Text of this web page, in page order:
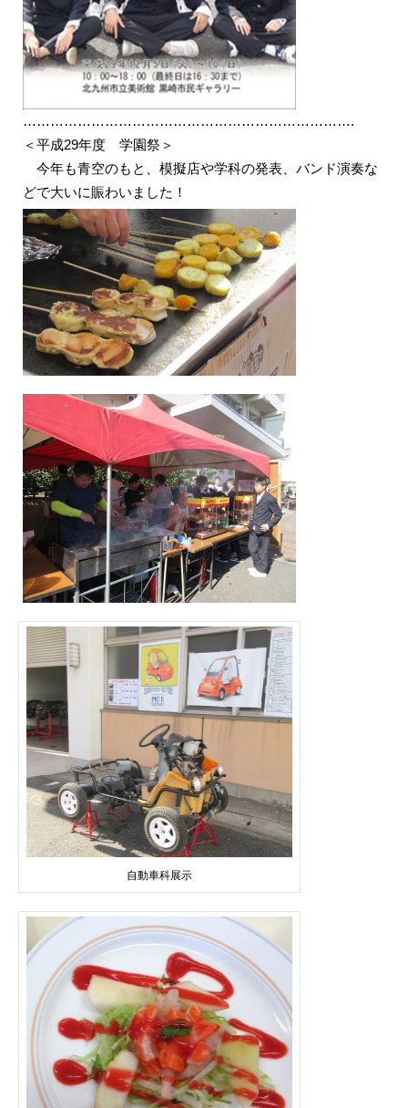
……………………………………………………………….
＜平成29年度 学園祭＞
今年も青空のもと、模擬店や学科の発表、バンド演奏な
どで大いに賑わいました！
自動車科展示